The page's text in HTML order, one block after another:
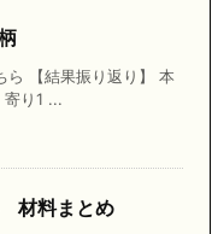
ら 【結果振り返り】 本
り1 ...
料まとめ